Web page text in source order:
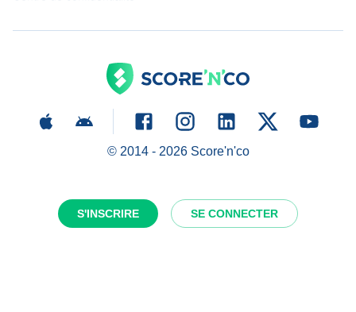
S'INSCRIRE SE CONNECTER
© 2014 - 2026Score'n'co